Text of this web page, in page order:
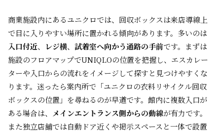
商業施設内にあるユニクロでは、回収ボックスは来店導線上
で目に入りやすい場所に置かれる傾向があります。多いのは
入口付近、 レジ横、 試着室へ向かう通路の手前です。まずは
施設のフロアマップでUNIQLOの位置を把握し、エスカレー
ターや入口からの流れをイメージして探すと見つけやすくな
ります。迷ったら案内所で「ユニクロの衣料リサイクル回収
ボックスの位置」を尋ねるのが早道です。館内に複数入口が
ある場合は、
メインエントランス側からの動線が有力です。
また独立店舗では自動ドア近くや掲示スペースと一体で設置